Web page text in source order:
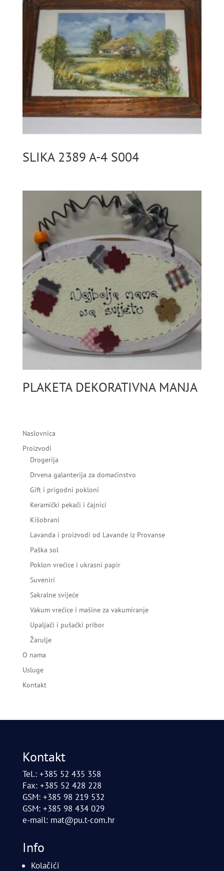
SLIKA 2389 A-4 S004
PLAKETA DEKORATIVNA MANJA
Naslovnica
Proizvodi
Drogerija
Drvena galanterija za domaćinstvo
Gift i prigodni pokloni
Keramički pekači i čajnici
Kišobrani
Lavanda i proizvodi od Lavande iz Provanse
Paška sol
Poklon vrećice i ukrasni papir
Suveniri
Sakralne svijeće
Vakum vrećice i mašine za vakumiranje
Upaljači i pušački pribor
Žarulje
O nama
Usluge
Kontakt
Kontakt
Tel.: +385 52 435 358
Fax: +385 52 428 228
GSM: +385 98 219 532
GSM: +385 98 434 029
e-mail: mat@pu.t-com.hr
Info
Kolačići